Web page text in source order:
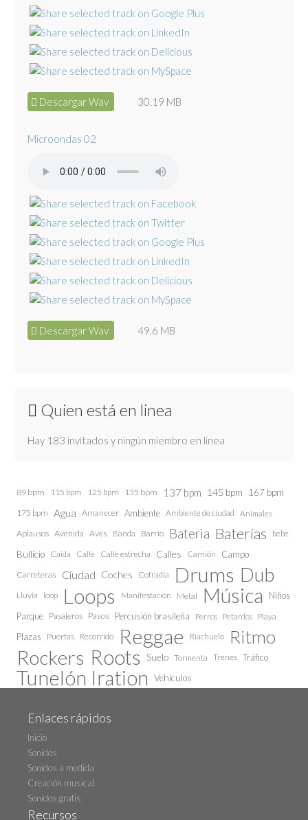
Descargar Wav 30.19 MB
Microondas 02
Descargar Wav 49.6 MB
Quien está en linea
Hay 183 invitados y ningún miembro en línea
89 bpm 115 bpm 125 bpm 135 bpm 137 bpm 145 bpm 167 bpm
175 bpm Agua Amanecer Ambiente Ambiente de ciudad Animales
Aplausos Avenida Aves Banda Barrio Bateria Baterías bebe
Bullicio Caida Calle Calle estrecha Calles Camión Campo
Carreteras Ciudad Coches Cofradía Drums Dub
Lluvia loop Loops Manifestación Metal Música
Niños
Parque Pasajeros Pasos Percusión brasileña Perros Petardos Playa
Plazas Puertas Recorrido Reggae Riachuelo Ritmo
Rockers Roots Suelo Tormenta Trenes Tráfico
Tunelón Iration Vehículos
Enlaces rápidos
Inicio
Sonidos
Sonidos a medida
Creación musical
Sonidos gratis
Recursos